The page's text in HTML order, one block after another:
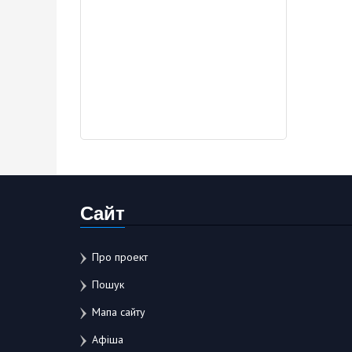
Сайт
Про проект
Пошук
Мапа сайту
Афіша